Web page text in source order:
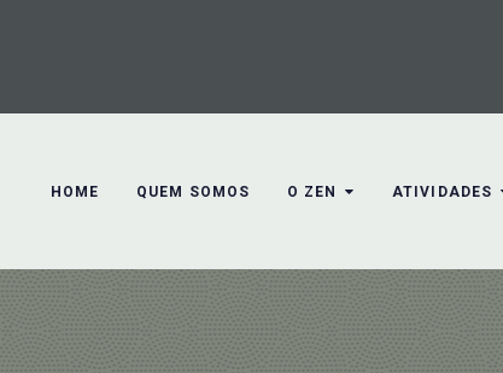
HOME QUEM SOMOS O ZEN ATIVIDADES